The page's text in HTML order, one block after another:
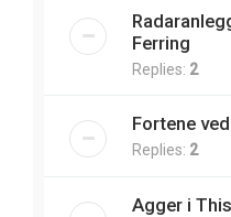
Ferring
Replies: 2
Fortene
Replies: 2
Agger i